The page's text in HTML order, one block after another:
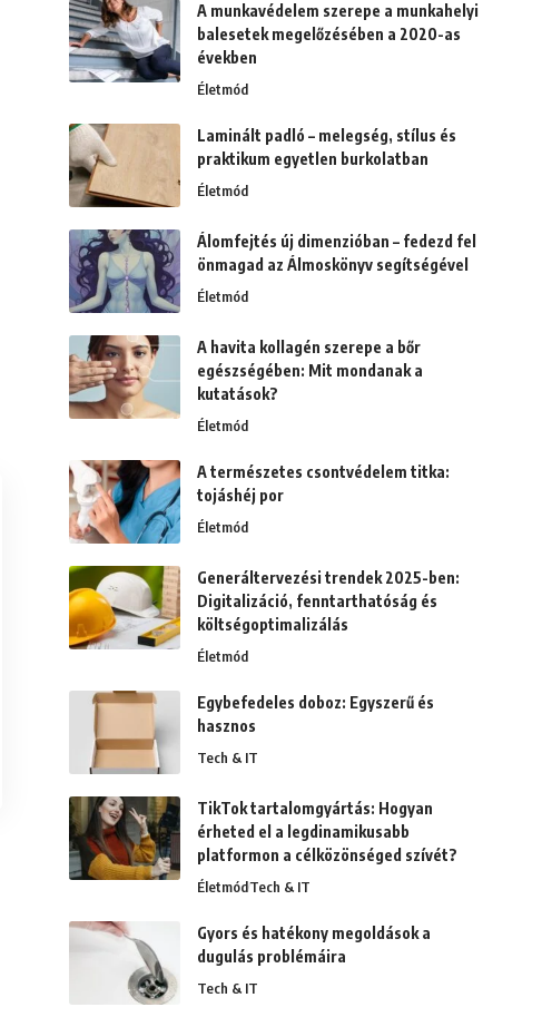
A munkavédelem szerepe a munkahelyi
balesetek megelőzésében a 2020-as
években
Életmód
Laminált padló – melegség, stílus és
praktikum egyetlen burkolatban
Életmód
Álomfejtés új dimenzióban – fedezd fel
önmagad az Álmoskönyv segítségével
Életmód
A havita kollagén szerepe a bőr
egészségében: Mit mondanak a
kutatások?
Életmód
A természetes csontvédelem titka:
tojáshéj por
Életmód
Generáltervezési trendek 2025-ben:
Digitalizáció, fenntarthatóság és
költségoptimalizálás
Életmód
Egybefedeles doboz: Egyszerű és
hasznos
Tech & IT
TikTok tartalomgyártás: Hogyan
érheted el a legdinamikusabb
platformon a célközönséged szívét?
ÉletmódTech & IT
Gyors és hatékony megoldások a
dugulás problémáira
Tech & IT